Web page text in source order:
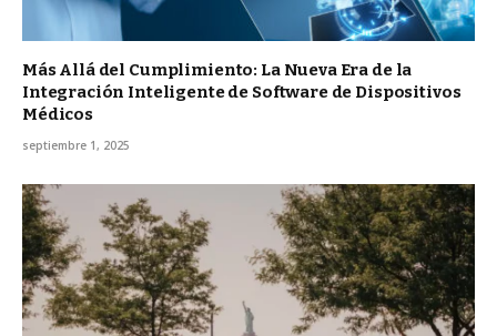
Más Allá del Cumplimiento: La Nueva Era de la
Integración Inteligente de Software de Dispositivos
Médicos
septiembre 1, 2025